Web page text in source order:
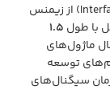
یک کابل رابط (Interface Cable) از زیمنس
با طول ۱.۵
ماژول‌های
توسعه
سیگنال‌های